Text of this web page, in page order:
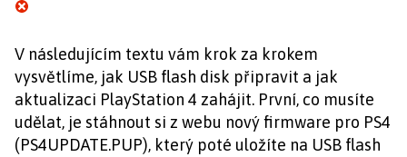
V následujícím textu vám krok za krokem
vysvětlíme, jak USB flash disk připravit a jak
aktualizaci PlayStation 4 zahájit. První, co musíte
udělat, je stáhnout si z webu nový firmware pro PS4
(PS4UPDATE.PUP), který poté uložíte na USB flash